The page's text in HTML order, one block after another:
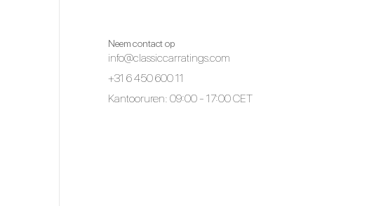
Neem contact op
info@classiccarratings.com
+31 6 450 600 11
Kantooruren: 09:00 - 17:00 CET